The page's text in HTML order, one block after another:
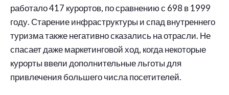
работало 417 курортов, по сравнению с 698 в 1999
году. Старение инфраструктуры и спад внутреннего
туризма также негативно сказались на отрасли. Не
спасает даже маркетинговой ход, когда некоторые
курорты ввели дополнительные льготы для
привлечения большего числа посетителей.